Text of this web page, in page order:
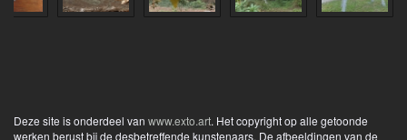
Deze site is onderdeel van www.exto.art. Het copyright op alle getoonde
werken berust bij de desbetreffende kunstenaars. De afbeeldingen van de